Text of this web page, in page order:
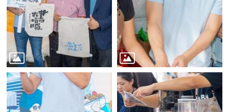
司
及
商
業
登
記
服
務